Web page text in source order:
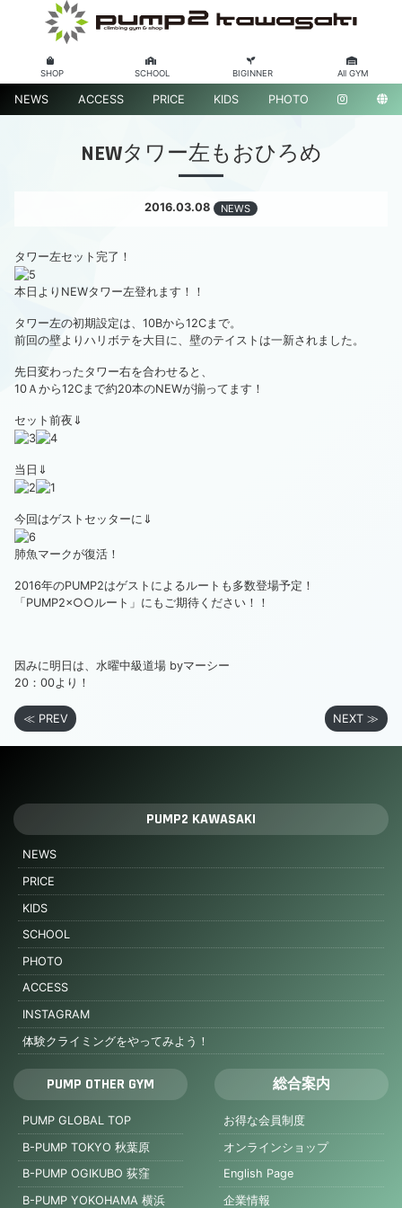
SHOP SCHOOL BIGINNER All GYM
NEWS ACCESS PRICE KIDS PHOTO
NEWタワー左もおひろめ
2016.03.08 NEWS
タワー左セット完了！
本日よりNEWタワー左登れます！！
タワー左の初期設定は、10Bから12Cまで。
前回の壁よりハリボテを大目に、壁のテイストは一新されました。
先日変わったタワー右を合わせると、
10Ａから12Cまで約20本のNEWが揃ってます！
セット前夜⇓
当日⇓
今回はゲストセッターに⇓
肺魚マークが復活！
2016年のPUMP2はゲストによるルートも多数登場予定！
「PUMP2×○○ルート」にもご期待ください！！
因みに明日は、水曜中級道場 byマーシー
20：00より！
≪ PREV NEXT ≫
PUMP2 KAWASAKI
NEWS
PRICE
KIDS
SCHOOL
PHOTO
ACCESS
INSTAGRAM
体験クライミングをやってみよう！
PUMP OTHER GYM
PUMP GLOBAL TOP
B-PUMP TOKYO 秋葉原
B-PUMP OGIKUBO 荻窪
B-PUMP YOKOHAMA 横浜
総合案内
お得な会員制度
オンラインショップ
English Page
企業情報